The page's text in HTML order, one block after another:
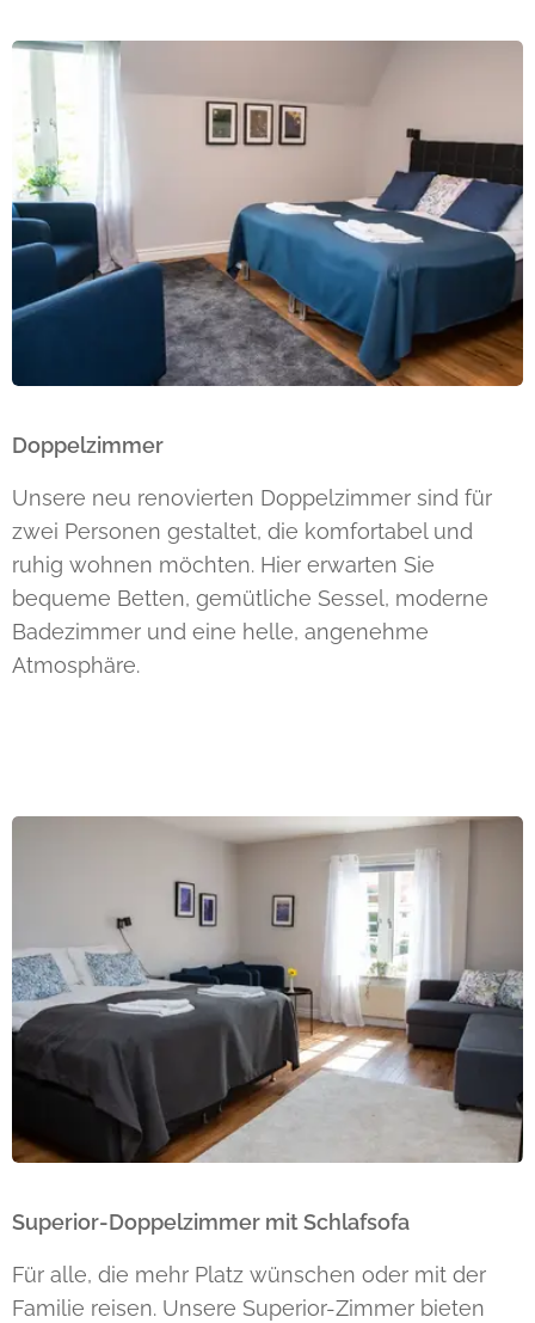
Doppelzimmer
Unsere neu renovierten Doppelzimmer sind für
zwei Personen gestaltet, die komfortabel und
ruhig wohnen möchten. Hier erwarten Sie
bequeme Betten, gemütliche Sessel, moderne
Badezimmer und eine helle, angenehme
Atmosphäre.
Superior-Doppelzimmer mit Schlafsofa
Für alle, die mehr Platz wünschen oder mit der
Familie reisen. Unsere Superior-Zimmer bieten